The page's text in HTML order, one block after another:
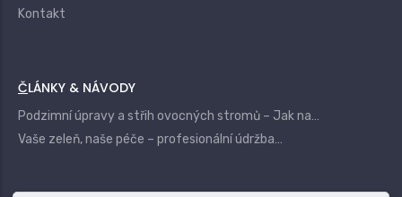
Kontakt
ČLÁNKY & NÁVODY
Podzimní úpravy a střih ovocných stromů – Jak na…
Vaše zeleň, naše péče – profesionální údržba…